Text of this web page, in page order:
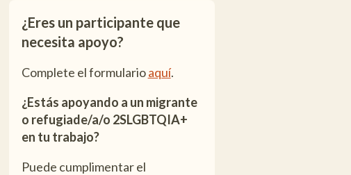
¿Eres un participante que
necesita apoyo?
Complete el formularioaquí.
¿Estás apoyando a un migrante
o refugiade/a/o 2SLGBTQIA+
en tu trabajo?
Puede cumplimentar el